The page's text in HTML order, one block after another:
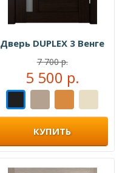
Дверь DUPLEX 3 Венге
7 700 р.
5 500 р.
КУПИТЬ